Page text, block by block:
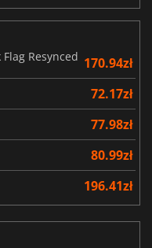
Resynced 170.94zł
72.17zł
77.98zł
80.99zł
196.41zł